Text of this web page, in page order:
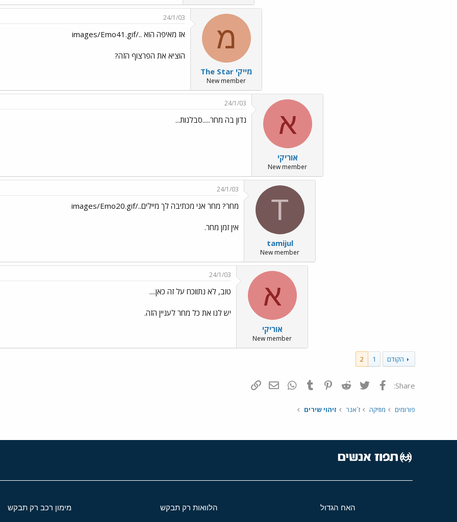
מ
מייקי The Star
New member
24/1/03
אז מאיפה הוא ../images/Emo41.gif
הוציא את הפרצוף הזה?
א
אוריקי
New member
24/1/03
נדון בה מחר.....סבלנות...
T
tamijul
New member
24/1/03
מחר? מחר אני מכתיבה לך מיילים../images/Emo20.gif
אין זמן מחר.
א
אוריקי
New member
24/1/03
טוב, לא נתווכח על זה כאן....
יש לנו את כל מחר לעניין הזה.
הקודם 1
2
Share: פייסבוק Twitter
Reddit
Pinterest
Tumblr
WhatsAppדואר אלקטרוני
פורומים מוזיקה ז`אנר זיהוי שירים
האח הגדול הלוואות רק תבקש מימון רכב רק תבקש